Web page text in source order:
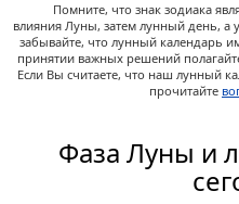
Помните, что знак зодиака
влияния Луны, затем лунный день,
забывайте, что лунный календарь
принятии важных решений
Если Вы считаете, что наш лунный
прочитайте
Фаза Луны и